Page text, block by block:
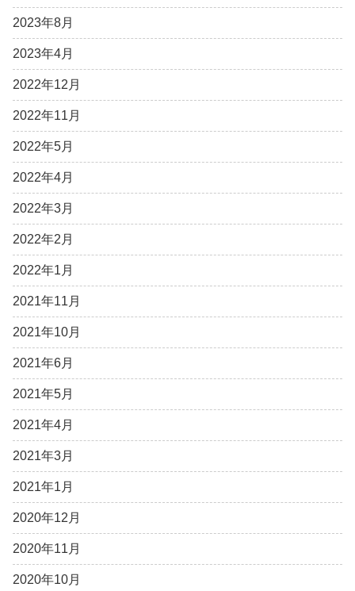
2023年8月
2023年4月
2022年12月
2022年11月
2022年5月
2022年4月
2022年3月
2022年2月
2022年1月
2021年11月
2021年10月
2021年6月
2021年5月
2021年4月
2021年3月
2021年1月
2020年12月
2020年11月
2020年10月